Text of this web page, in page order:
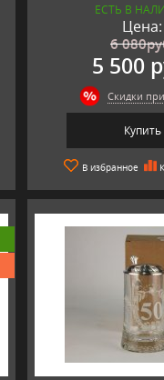
ЕСТЬ В
Цена:
6 080
5 500
Скидки
Купить
В избранное